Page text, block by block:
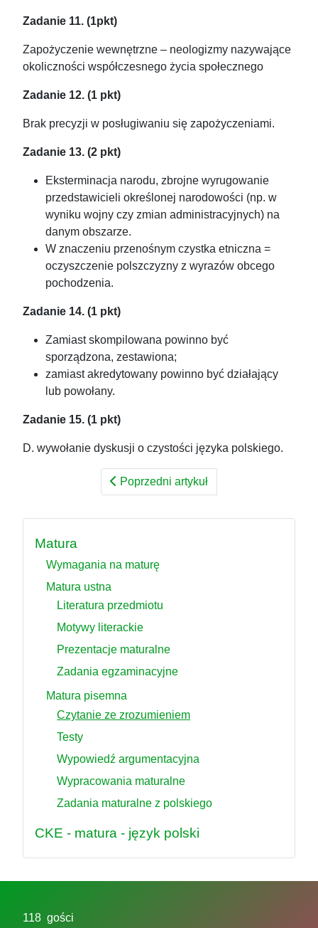
Zadanie 11. (1pkt)
Zapożyczenie wewnętrzne – neologizmy nazywające
okoliczności współczesnego życia społecznego
Zadanie 12. (1 pkt)
Brak precyzji w posługiwaniu się zapożyczeniami.
Zadanie 13. (2 pkt)
Eksterminacja narodu, zbrojne wyrugowanie
przedstawicieli określonej narodowości (np. w
wyniku wojny czy zmian administracyjnych) na
danym obszarze.
W znaczeniu przenośnym czystka etniczna =
oczyszczenie polszczyzny z wyrazów obcego
pochodzenia.
Zadanie 14. (1 pkt)
Zamiast skompilowana powinno być
sporządzona, zestawiona;
zamiast akredytowany powinno być działający
lub powołany.
Zadanie 15. (1 pkt)
D. wywołanie dyskusji o czystości języka polskiego.
Poprzedni artykuł
Matura
Wymagania na maturę
Matura ustna
Literatura przedmiotu
Motywy literackie
Prezentacje maturalne
Zadania egzaminacyjne
Matura pisemna
Czytanie ze zrozumieniem
Testy
Wypowiedź argumentacyjna
Wypracowania maturalne
Zadania maturalne z polskiego
CKE - matura - język polski
118 gości